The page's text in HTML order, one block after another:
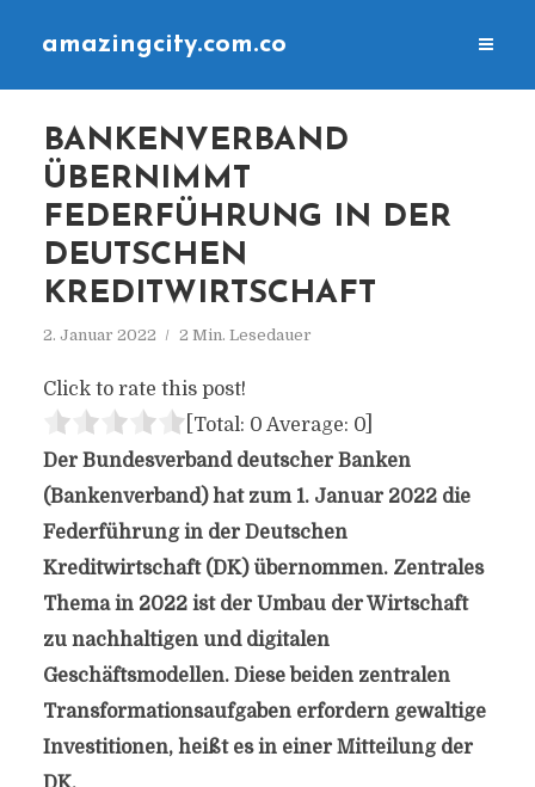
amazingcity.com.co
BANKENVERBAND
ÜBERNIMMT
FEDERFÜHRUNG IN DER
DEUTSCHEN
KREDITWIRTSCHAFT
2. Januar 2022 2 Min. Lesedauer
Click to rate this post!
[Total: 0 Average: 0]
Der Bundesverband deutscher Banken
(Bankenverband) hat zum 1. Januar 2022 die
Federführung in der Deutschen
Kreditwirtschaft (DK) übernommen. Zentrales
Thema in 2022 ist der Umbau der Wirtschaft
zu nachhaltigen und digitalen
Geschäftsmodellen. Diese beiden zentralen
Transformationsaufgaben erfordern gewaltige
Investitionen, heißt es in einer Mitteilung der